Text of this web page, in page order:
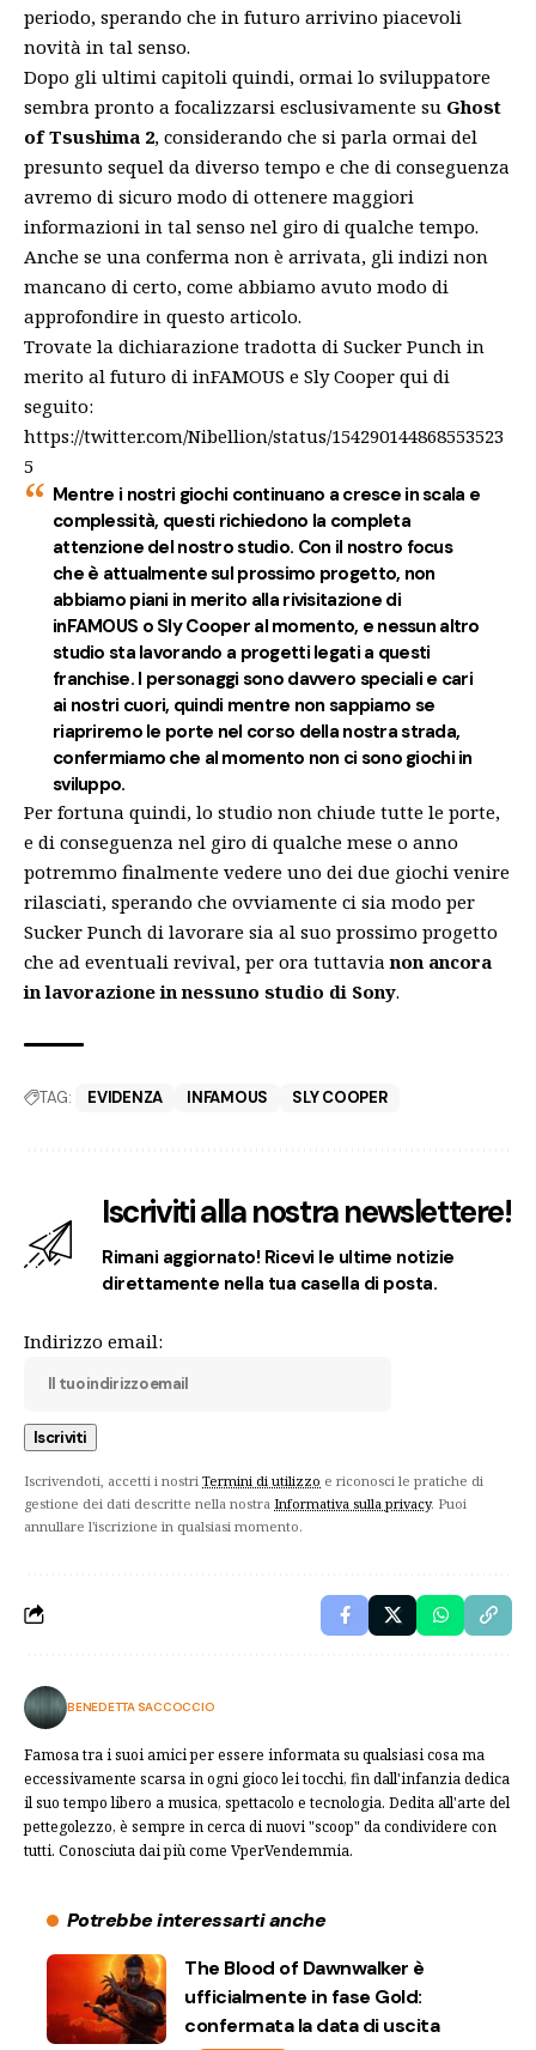
periodo, sperando che in futuro arrivino piacevoli
novità in tal senso.
Dopo gli ultimi capitoli quindi, ormai lo sviluppatore
sembra pronto a focalizzarsi esclusivamente su Ghost
of Tsushima 2, considerando che si parla ormai del
presunto sequel da diverso tempo e che di conseguenza
avremo di sicuro modo di ottenere maggiori
informazioni in tal senso nel giro di qualche tempo.
Anche se una conferma non è arrivata, gli indizi non
mancano di certo, come abbiamo avuto modo di
approfondire in questo articolo.
Trovate la dichiarazione tradotta di Sucker Punch in
merito al futuro di inFAMOUS e Sly Cooper qui di
seguito:
https://twitter.com/Nibellion/status/154290144868553523
5
Mentre i nostri giochi continuano a cresce in scala e
complessità, questi richiedono la completa
attenzione del nostro studio. Con il nostro focus
che è attualmente sul prossimo progetto, non
abbiamo piani in merito alla rivisitazione di
inFAMOUS o Sly Cooper al momento, e nessun altro
studio sta lavorando a progetti legati a questi
franchise. I personaggi sono davvero speciali e cari
ai nostri cuori, quindi mentre non sappiamo se
riapriremo le porte nel corso della nostra strada,
confermiamo che al momento non ci sono giochi in
sviluppo.
Per fortuna quindi, lo studio non chiude tutte le porte,
e di conseguenza nel giro di qualche mese o anno
potremmo finalmente vedere uno dei due giochi venire
rilasciati, sperando che ovviamente ci sia modo per
Sucker Punch di lavorare sia al suo prossimo progetto
che ad eventuali revival, per ora tuttavianon ancora
in lavorazione in nessuno studio di Sony.
TAG: EVIDENZA INFAMOUS SLY COOPER
Iscriviti alla nostra newslettere!
Rimani aggiornato! Ricevi le ultime notizie
direttamente nella tua casella di posta.
Indirizzo email:
Iscrivendoti, accetti i nostri Termini di utilizzo e riconosci le pratiche di
gestione dei dati descritte nella nostra Informativa sulla privacy. Puoi
annullare l'iscrizione in qualsiasi momento.
BENEDETTA SACCOCCIO
Famosa tra i suoi amici per essere informata su qualsiasi cosa ma
eccessivamente scarsa in ogni gioco lei tocchi, fin dall'infanzia dedica
il suo tempo libero a musica, spettacolo e tecnologia. Dedita all'arte del
pettegolezzo, è sempre in cerca di nuovi "scoop" da condividere con
tutti. Conosciuta dai più come VperVendemmia.
Potrebbe interessarti anche
The Blood of Dawnwalker è
ufficialmente in fase Gold:
confermata la data di uscita